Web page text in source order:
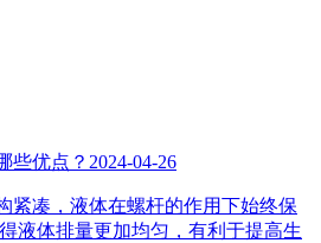
些优点？ 2024-04-26
紧凑，液体在螺杆的作用下始终保
液体排量更加均匀，有利于提高生